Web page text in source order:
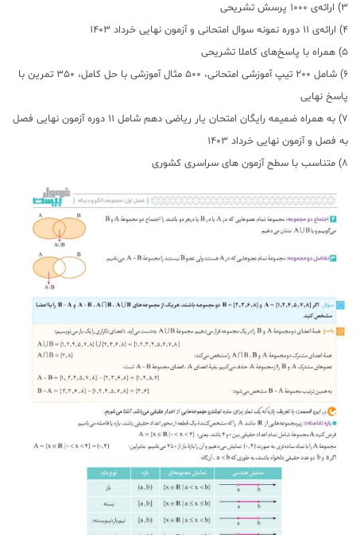
3) ارائه‌ی 1000 پرسش تشریحی
4) ارائه‌ی 11 دوره نمونه سوال امتحانی و آزمون نهایی خرداد 1403
5) همراه با پاسخ‌های کاملا تشریحی
6) شامل 200 تیپ آموزشی امتحانی، 500 مثال آموزشی با حل کامل، 350 تمرین با
پاسخ نهایی
7) به همراه ضمیمه رایگان امتحان یار ریاضی دهم شامل 11 دوره آزمون نهایی فصل
به فصل و آزمون نهایی خرداد 1403
8) متناسب با سطح آزمون های سراسری کشوری